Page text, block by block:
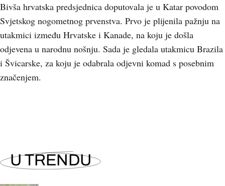
Bivša hrvatska predsjednica doputovala je u Katar povodom
Svjetskog nogometnog prvenstva. Prvo je plijenila pažnju na
utakmici između Hrvatske i Kanade, na koju je došla
odjevena u narodnu nošnju. Sada je gledala utakmicu Brazila
i Švicarske, za koju je odabrala odjevni komad s posebnim
značenjem.
U TRENDU